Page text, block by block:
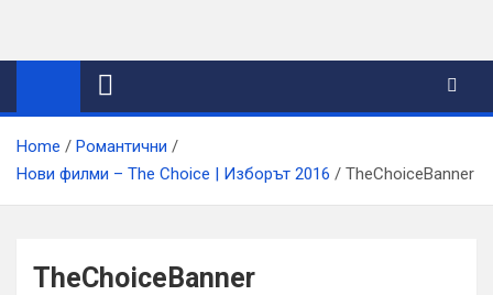
content
Home
Романтични
Нови филми – The Choice | Изборът 2016
TheChoiceBanner
TheChoiceBanner